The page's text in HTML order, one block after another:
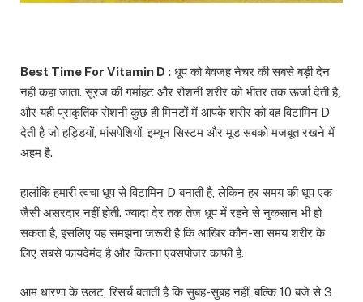
Best Time For Vitamin D : धूप को बेवजह नेचर की सबसे बड़ी देन
नहीं कहा जाता. सूरज की गर्माहट और रोशनी शरीर को भीतर तक ऊर्जा देती है,
और यही प्राकृतिक रोशनी कुछ ही मिनटों में आपके शरीर को वह विटामिन D
देती है जो हड्डियों, मांसपेशियों, इम्यून सिस्टम और मूड सबको मजबूत रखने में
अहम है.
हालांकि हमारी त्वचा धूप से विटामिन D बनाती है, लेकिन हर समय की धूप एक
जैसी असरदार नहीं होती. ज्यादा देर तक तेज धूप में रहने से नुकसान भी हो
सकता है, इसलिए यह समझना जरूरी है कि आखिर कौन-सा समय शरीर के
लिए सबसे फायदेमंद है और कितना एक्सपोजर काफी है.
आम धारणा के उलट, रिसर्च बताती है कि सुबह-सुबह नहीं, बल्कि 10 बजे से 3